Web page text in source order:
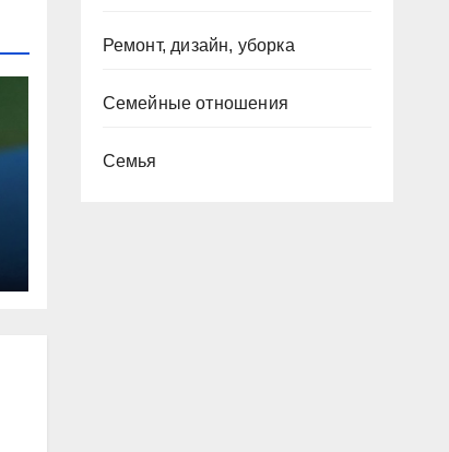
Ремонт, дизайн, уборка
Семейные отношения
Семья